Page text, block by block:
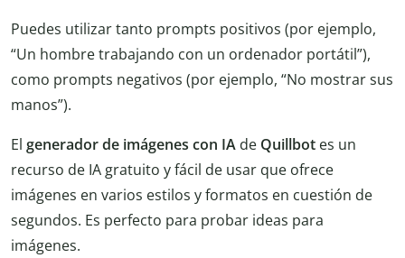
Puedes utilizar tanto prompts positivos (por ejemplo,
“Un hombre trabajando con un ordenador portátil”),
como prompts negativos (por ejemplo, “No mostrar sus
manos”).
El generador de imágenes con IA de Quillbot es un
recurso de IA gratuito y fácil de usar que ofrece
imágenes en varios estilos y formatos en cuestión de
segundos. Es perfecto para probar ideas para
imágenes.